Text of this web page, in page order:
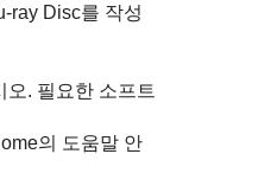
ray Disc를 작성
. 필요한 소프트
의 도움말 안